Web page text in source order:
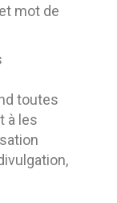
mot de
toutes
à les